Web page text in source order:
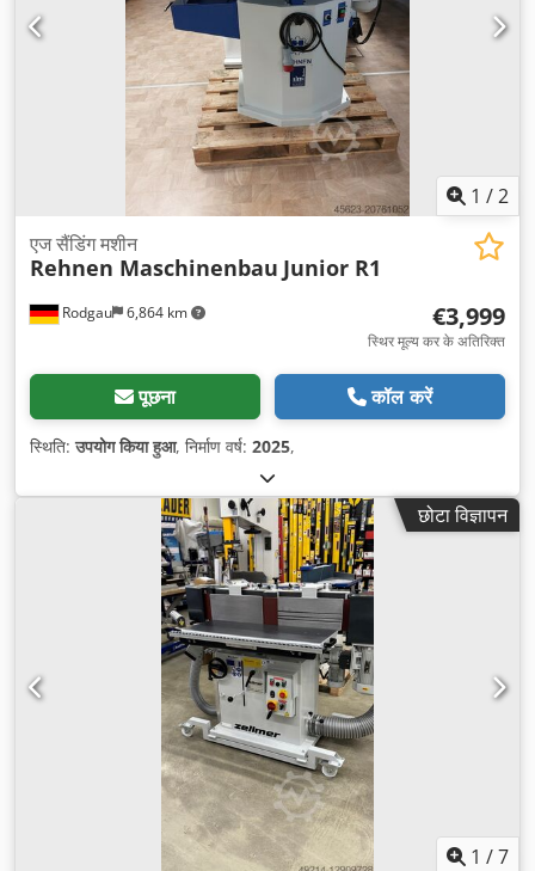
1 /2
Rodgau 6,864 km
एज सैंडिंग मशीन
Rehnen Maschinenbau Junior R1
€3,999
स्थिर मूल्य कर के अतिरिक्त
पूछना कॉल करें
स्थिति:उपयोग किया हुआ, निर्माण वर्ष: 2025,
छोटा विज्ञापन
1 /7